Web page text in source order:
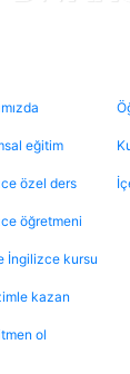
eğitim
özel ders
öğretmeni
İngilizce kursu
kazan
ol